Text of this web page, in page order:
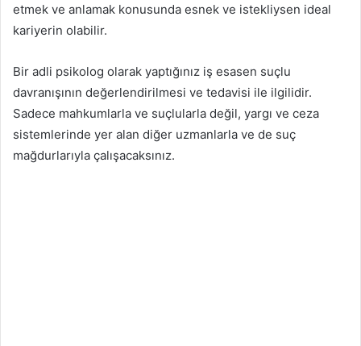
etmek ve anlamak konusunda esnek ve istekliysen ideal
kariyerin olabilir.
Bir adli psikolog olarak yaptığınız iş esasen suçlu
davranışının değerlendirilmesi ve tedavisi ile ilgilidir.
Sadece mahkumlarla ve suçlularla değil, yargı ve ceza
sistemlerinde yer alan diğer uzmanlarla ve de suç
mağdurlarıyla çalışacaksınız.